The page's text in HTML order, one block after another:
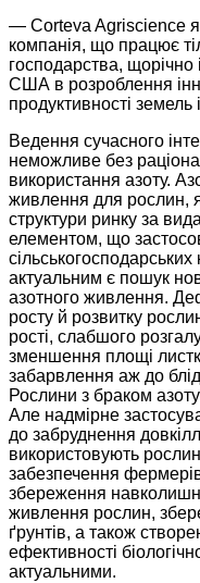
— Corteva Agriscience
компанія, що працює
господарства, щорічно
США в розроблення
продуктивності
Ведення сучасного
неможливе без
використання азоту.
живлення для рослин,
структури ринку за
елементом, що
актуальним є пошук
азотного живлення.
росту й розвитку
рості, слабшого
зменшення площі
забарвлення аж до
Рослини з браком
Але надмірне
до забруднення
використовують
забезпечення
збереження
живлення рослин,
ґрунтів, а також
ефективності
актуальними.